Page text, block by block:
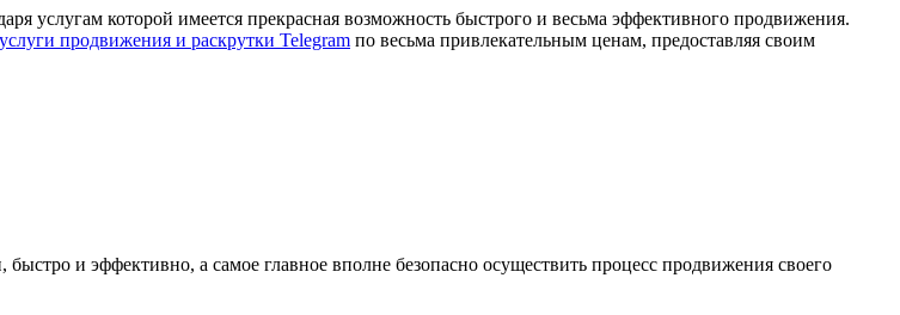
услугам которой имеется прекрасная возможность быстрого и весьма эффективного продвижения.
услуги продвижения и раскрутки Telegram по весьма привлекательным ценам, предоставляя своим
и эффективно, а самое главное вполне безопасно осуществить процесс продвижения своего